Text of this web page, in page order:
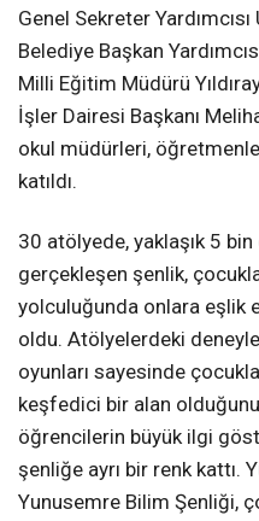
Genel Sekreter
Belediye Başkan
Milli Eğitim Müdürü
İşler Dairesi Başkanı
okul müdürleri,
katıldı.
30 atölyede, yaklaşık 5 bin
gerçekleşen şenlik,
yolculuğunda onlara eşlik
oldu. Atölyelerdeki
oyunları sayesinde
keşfedici bir alan
öğrencilerin büyük ilgi
şenliğe ayrı bir renk kattı.
Yunusemre Bilim Şenliği,